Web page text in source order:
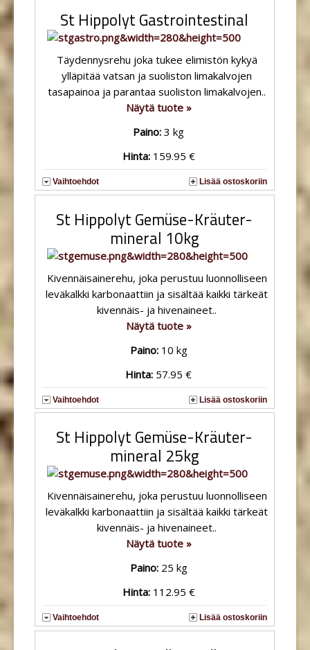
St Hippolyt Gastrointestinal
Täydennysrehu joka tukee elimistön kykyä
ylläpitää vatsan ja suoliston limakalvojen
tasapainoa ja parantaa suoliston limakalvojen..
Näytä tuote »
Paino:3 kg
Hinta: 159.95 €
Vaihtoehdot Lisää ostoskoriin
St Hippolyt Gemüse-Kräuter-
mineral 10kg
Kivennäisainerehu, joka perustuu luonnolliseen
leväkalkki karbonaattiin ja sisältää kaikki tärkeät
kivennäis- ja hivenaineet..
Näytä tuote »
Paino: 10 kg
Hinta: 57.95 €
Vaihtoehdot Lisää ostoskoriin
St Hippolyt Gemüse-Kräuter-
mineral 25kg
Kivennäisainerehu, joka perustuu luonnolliseen
leväkalkki karbonaattiin ja sisältää kaikki tärkeät
kivennäis- ja hivenaineet..
Näytä tuote »
Paino: 25 kg
Hinta: 112.95 €
Vaihtoehdot Lisää ostoskoriin